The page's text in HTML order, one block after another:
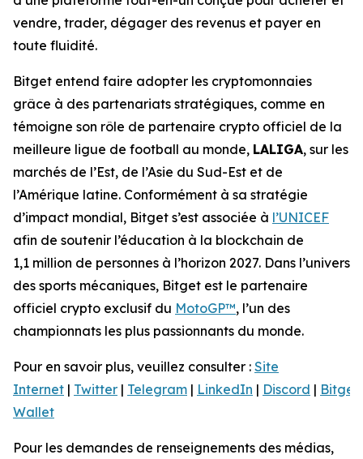
vendre, trader, dégager des revenus et payer en
toute fluidité.
Bitget entend faire adopter les cryptomonnaies
grâce à des partenariats stratégiques, comme en
témoigne son rôle de partenaire crypto officiel de la
meilleure ligue de football au monde, LALIGA, sur les
marchés de l’Est, de l’Asie du Sud-Est et de
l’Amérique latine. Conformément à sa stratégie
d’impact mondial, Bitget s’est associée à l’UNICEF
afin de soutenir l’éducation à la blockchain de
1,1 million de personnes à l’horizon 2027. Dans l’univers
des sports mécaniques, Bitget est le partenaire
officiel crypto exclusif du MotoGP™, l’un des
championnats les plus passionnants du monde.
Pour en savoir plus, veuillez consulter : Site
Internet | Twitter | Telegram | LinkedIn | Discord | Bitget
Wallet
Pour les demandes de renseignements des médias,